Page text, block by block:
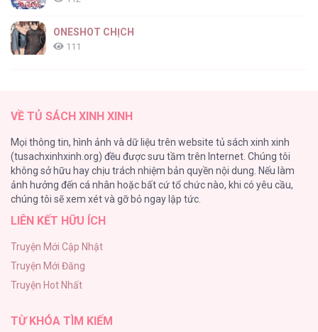
Diopter [...] – Chap 3
ONESHOT CHỊCH
111
98
TUYỂN TẬP: TRAI CÓ LỒN
92
Kiếp Này Ta Sẽ Trở Thành Gia Chủ
Vết Tích Của Ánh Dương
89
VỀ TỦ SÁCH XINH XINH
Mọi thông tin, hình ảnh và dữ liệu trên website tủ sách xinh xinh
(tusachxinhxinh.org) đều được sưu tầm trên Internet. Chúng tôi
không sở hữu hay chịu trách nhiệm bản quyền nội dung. Nếu làm
ảnh hưởng đến cá nhân hoặc bất cứ tổ chức nào, khi có yêu cầu,
chúng tôi sẽ xem xét và gỡ bỏ ngay lập tức.
LIÊN KẾT HỮU ÍCH
Truyện Mới Cập Nhật
Truyện Mới Đăng
Truyện Hot Nhất
TỪ KHÓA TÌM KIẾM